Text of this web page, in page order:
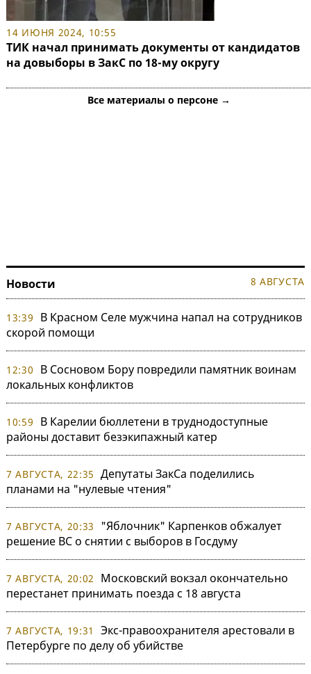
14 ИЮНЯ 2024, 10:55
ТИК начал принимать документы от кандидатов
на довыборы в ЗакС по 18-му округу
Все материалы о персоне →
Новости 8 АВГУСТА
13:39
В Красном Селе мужчина напал на сотрудников
скорой помощи
12:30
В Сосновом Бору повредили памятник воинам
локальных конфликтов
10:59
В Карелии бюллетени в труднодоступные
районы доставит безэкипажный катер
7 АВГУСТА, 22:35 Депутаты ЗакСа поделились
планами на "нулевые чтения"
7 АВГУСТА, 20:33
"Яблочник" Карпенков обжалует
решение ВС о снятии с выборов в Госдуму
7 АВГУСТА, 20:02
Московский вокзал окончательно
перестанет принимать поезда с 18 августа
7 АВГУСТА, 19:31
Экс-правоохранителя арестовали в
Петербурге по делу об убийстве